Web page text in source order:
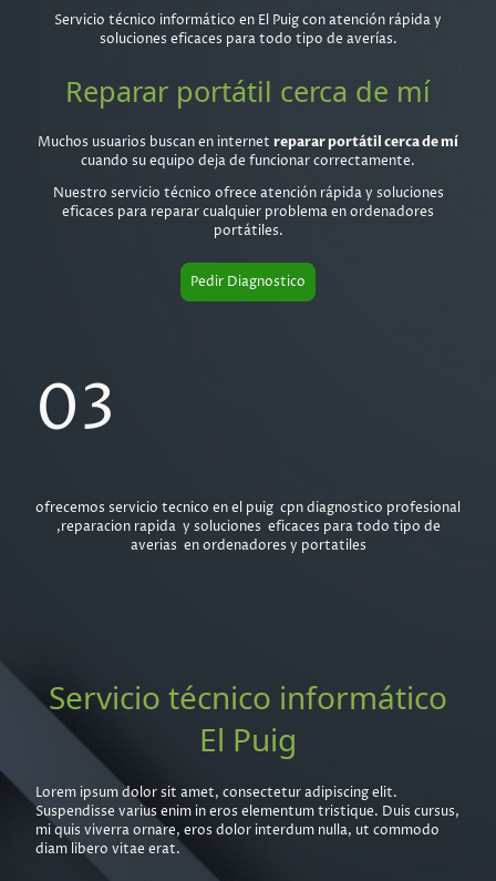
Servicio técnico informático en El Puig con atención rápida y
soluciones eficaces para todo tipo de averías.
Reparar portátil cerca de mí
Muchos usuarios buscan en internet reparar portátil cerca de mí
cuando su equipo deja de funcionar correctamente.
Nuestro servicio técnico ofrece atención rápida y soluciones
eficaces para reparar cualquier problema en ordenadores
portátiles.
Pedir Diagnostico
03
ofrecemos servicio tecnico en el puig cpn diagnostico profesional
,reparacion rapida y soluciones eficaces para todo tipo de
averias en ordenadores y portatiles
Servicio técnico informático
El Puig
Lorem ipsum dolor sit amet, consectetur adipiscing elit.
Suspendisse varius enim in eros elementum tristique. Duis cursus,
mi quis viverra ornare, eros dolor interdum nulla, ut commodo
diam libero vitae erat.